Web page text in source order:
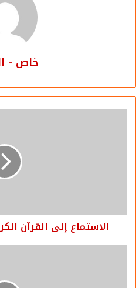
ويسعدنا أن تزورونا دائمًا عبر
خاص -
الاستماع إلى القرآن